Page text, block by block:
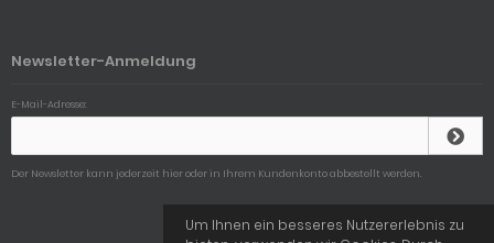
Newsletter-Anmeldung
E-Mail-Adresse:
Der Newsletter kann jederzeit hier oder in Ihrem Kundenkonto abbestellt werden.
Um Ihnen ein besseres Nutzererlebnis zu